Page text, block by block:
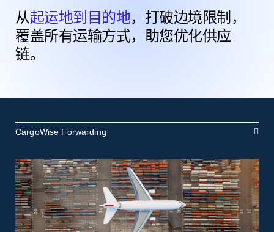
从起运地到目的地，打破边境限制，
覆盖所有运输方式，助您优化供应
链。
CargoWise Forwarding